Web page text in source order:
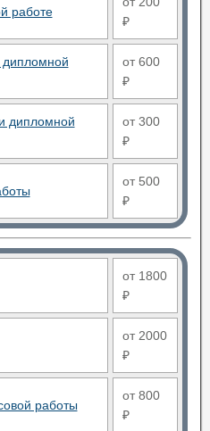
работе
₽
дипломной
от 600
₽
дипломной
от 300
₽
от 500
₽
от 1800
₽
от 2000
₽
работы
от 800
₽